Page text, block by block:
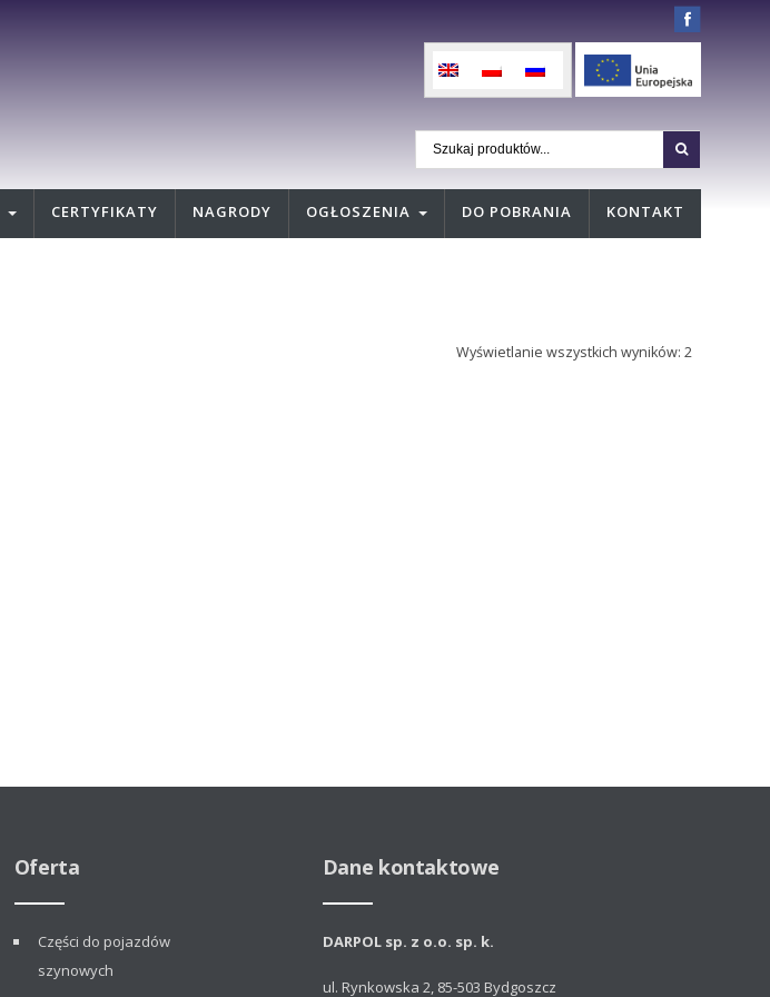
CERTYFIKATY NAGRODY OGŁOSZENIA DO POBRANIA KONTAKT
Wyświetlanie wszystkich wyników: 2
Oferta
Części do pojazdów
szynowych
Dane kontaktowe
DARPOL sp. z o.o. sp. k.
ul. Rynkowska 2, 85-503 Bydgoszcz